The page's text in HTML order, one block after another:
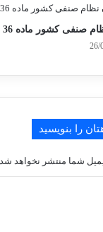
صنفی کشور ماده 36
26/
را بنویسید
شما منتشر نخواهد شد.